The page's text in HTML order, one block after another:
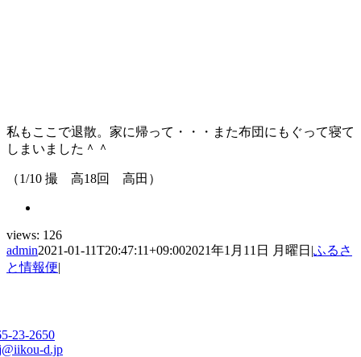
私もここで退散。家に帰って・・・また布団にもぐって寝て
しまいました＾＾
（1/10 撮 高18回 高田）
views: 126
admin2021-01-11T20:47:11+09:002021年1月11日 月曜日 |ふるさ
と情報便|
23-2650
d.jp